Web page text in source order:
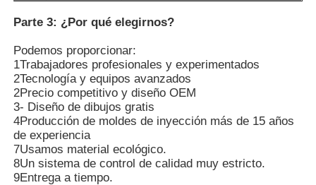
Parte 3: ¿Por qué elegirnos?
Podemos proporcionar:
1Trabajadores profesionales y experimentados
2Tecnología y equipos avanzados
2Precio competitivo y diseño OEM
3- Diseño de dibujos gratis
4Producción de moldes de inyección más de 15 años
de experiencia
7Usamos material ecológico.
8Un sistema de control de calidad muy estricto.
9Entrega a tiempo.